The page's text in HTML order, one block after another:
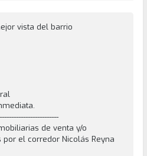
vista del barrio
de venta y/o
el corredor Nicolás Reyna